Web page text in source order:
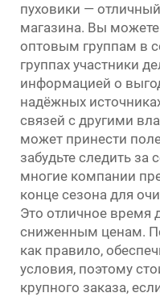
пуховики —
магазина. Вы
оптовым группам в
группах участники
информацией о
надёжных
связей с другими
может принести
забудьте следить
многие компании
конце сезона для
Это отличное время
сниженным ценам.
как правило,
условия, поэтому
крупного заказа,